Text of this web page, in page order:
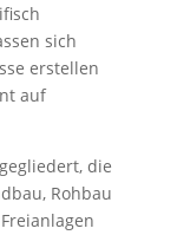
sich
erstellen
auf
die
Rohbau